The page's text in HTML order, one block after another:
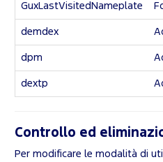
GuxLastVisitedNameplate
demdex
dpm
dextp
Controllo ed
Per modificare le modalità di